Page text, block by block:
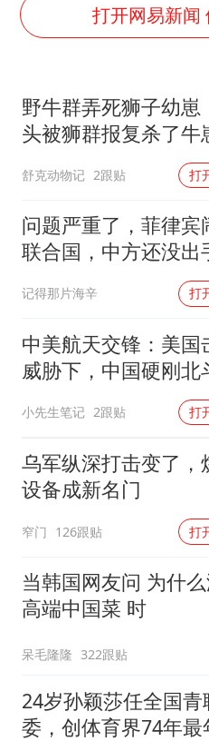
奋进
打开网易新闻
野牛群弄死狮子幼崽
头被狮群报复杀了牛
舒克动物记 2跟贴 打
问题严重了，菲律宾
联合国，中方还没出
记得那片海辛 打
中美航天交锋：美国
威胁下，中国硬刚北
小先生笔记 2跟贴 打
乌军纵深打击变了，
设备成新名门
窄门 126跟贴 打
当韩国网友问 为什
高端中国菜 时
呆毛隆隆 322跟贴
24岁孙颖莎任全国青
委，创体育界74年最